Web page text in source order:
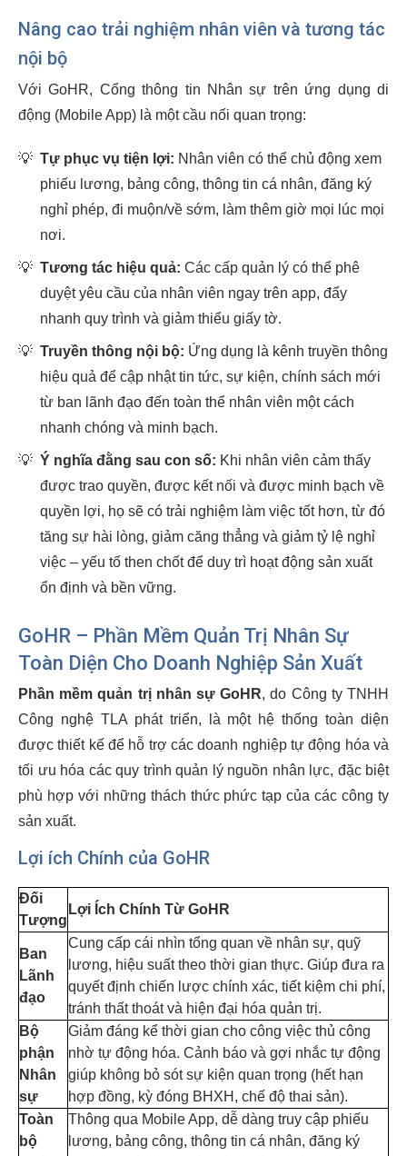
Nâng cao trải nghiệm nhân viên và tương tác
nội bộ
Với GoHR, Cổng thông tin Nhân sự trên ứng dụng di
động (Mobile App) là một cầu nối quan trọng:
💡 Tự phục vụ tiện lợi: Nhân viên có thể chủ động xem
phiếu lương, bảng công, thông tin cá nhân, đăng ký
nghỉ phép, đi muộn/về sớm, làm thêm giờ mọi lúc mọi
nơi.
💡 Tương tác hiệu quả: Các cấp quản lý có thể phê
duyệt yêu cầu của nhân viên ngay trên app, đẩy
nhanh quy trình và giảm thiểu giấy tờ.
💡 Truyền thông nội bộ: Ứng dụng là kênh truyền thông
hiệu quả để cập nhật tin tức, sự kiện, chính sách mới
từ ban lãnh đạo đến toàn thể nhân viên một cách
nhanh chóng và minh bạch.
💡 Ý nghĩa đằng sau con số: Khi nhân viên cảm thấy
được trao quyền, được kết nối và được minh bạch về
quyền lợi, họ sẽ có trải nghiệm làm việc tốt hơn, từ đó
tăng sự hài lòng, giảm căng thẳng và giảm tỷ lệ nghỉ
việc – yếu tố then chốt để duy trì hoạt động sản xuất
ổn định và bền vững.
GoHR – Phần Mềm Quản Trị Nhân Sự
Toàn Diện Cho Doanh Nghiệp Sản Xuất
Phần mềm quản trị nhân sự GoHR, do Công ty TNHH
Công nghệ TLA phát triển, là một hệ thống toàn diện
được thiết kế để hỗ trợ các doanh nghiệp tự động hóa và
tối ưu hóa các quy trình quản lý nguồn nhân lực, đặc biệt
phù hợp với những thách thức phức tạp của các công ty
sản xuất.
Lợi ích Chính của GoHR
Đối
Tượng
Lợi Ích Chính Từ GoHR
Ban
Lãnh
đạo
Cung cấp cái nhìn tổng quan về nhân sự, quỹ
lương, hiệu suất theo thời gian thực. Giúp đưa ra
quyết định chiến lược chính xác, tiết kiệm chi phí,
tránh thất thoát và hiện đại hóa quản trị.
Bộ
phận
Nhân
sự
Giảm đáng kể thời gian cho công việc thủ công
nhờ tự động hóa. Cảnh báo và gợi nhắc tự động
giúp không bỏ sót sự kiện quan trọng (hết hạn
hợp đồng, kỳ đóng BHXH, chế độ thai sản).
Toàn
bộ
Thông qua Mobile App, dễ dàng truy cập phiếu
lương, bảng công, thông tin cá nhân, đăng ký